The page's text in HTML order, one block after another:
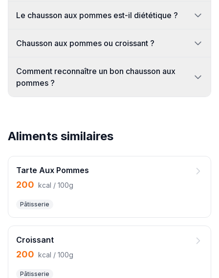
Le chausson aux pommes est-il diététique ?
Chausson aux pommes ou croissant ?
Comment reconnaître un bon chausson aux
pommes ?
Aliments similaires
Tarte Aux Pommes
200 kcal / 100g
Pâtisserie
Croissant
200 kcal / 100g
Pâtisserie